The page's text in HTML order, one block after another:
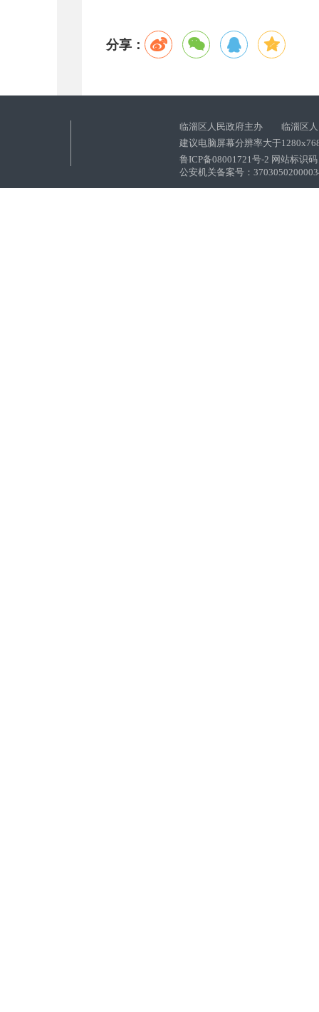
分享：
临淄区人民政府主办 临淄区人
建议电脑屏幕分辨率大于
鲁ICP备08001721号-2 网站标识
公安机关备案号：